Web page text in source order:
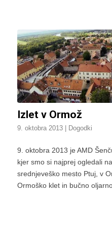
Izlet v Ormož
9. oktobra 2013| Dogodki
9. oktobra 2013 je AMD
kjer smo si najprej ogledali
srednjeveško mesto Ptuj, v
Ormoško klet in bučno